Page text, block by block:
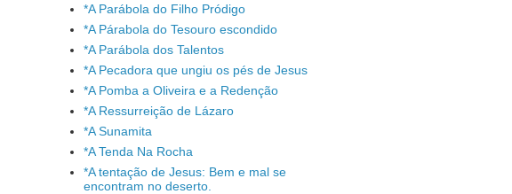
*A Parábola do Filho Pródigo
*A Párabola do Tesouro escondido
*A Parábola dos Talentos
*A Pecadora que ungiu os pés de Jesus
*A Pomba a Oliveira e a Redenção
*A Ressurreição de Lázaro
*A Sunamita
*A Tenda Na Rocha
*A tentação de Jesus: Bem e mal se
encontram no deserto.